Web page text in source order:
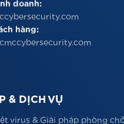
doanh:
hàng:
& DỊCH VỤ
virus & Giải pháp phòng